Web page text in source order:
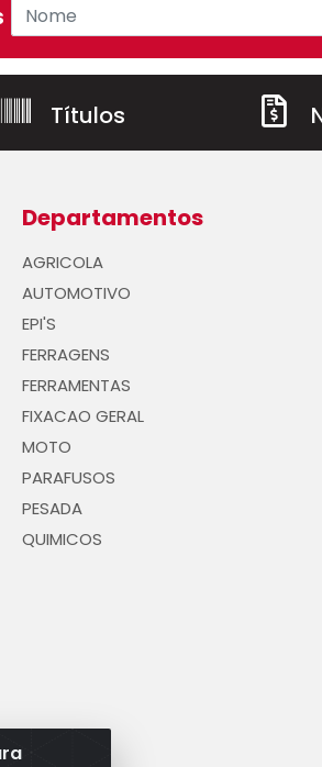
Títulos
Departamentos
AGRICOLA
AUTOMOTIVO
EPI'S
FERRAGENS
FERRAMENTAS
FIXACAO GERAL
MOTO
PARAFUSOS
PESADA
QUIMICOS